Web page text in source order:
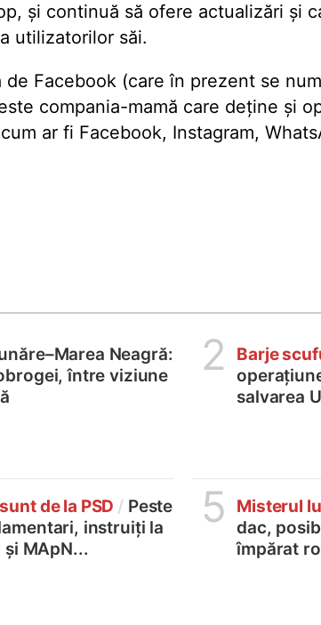
și continuă să ofere actualizări și
utilizatorilor săi.
Facebook (care în prezent se
compania-mamă care deține și
ar fi Facebook, Instagram,
Neagră:
între viziune
2 Barje
salvarea
de la PSD / Peste
instruiți la
și MApN...
5 Misterul
dac,
împărat